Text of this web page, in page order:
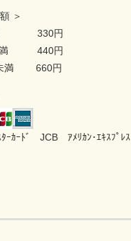
＞
満 330円
未満 440円
未満 660円
ｰｶｰﾄﾞ JCB ｱﾒﾘｶﾝ･ｴｷｽﾌﾟﾚｽ